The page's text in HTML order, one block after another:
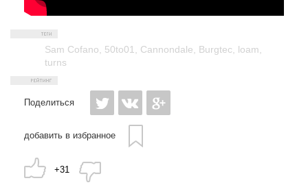
Sam Cofano 50to01 Cannondale Burgtec loam
turns
Поделиться
добавить в избранное
+31